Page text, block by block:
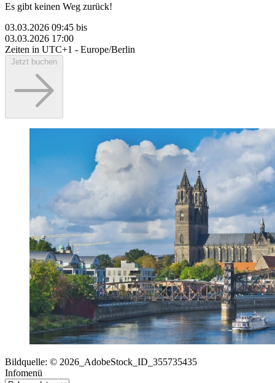
Es gibt keinen Weg zurück!
03.03.2026 09:45 bis
03.03.2026 17:00
Zeiten in UTC+1 - Europe/Berlin
Bildquelle: © 2026_AdobeStock_ID_355735435
Infomenü